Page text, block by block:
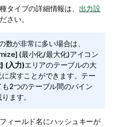
タイプの詳細情報は、 出力設
さい。
数が非常に多い場合は、
(最小化/最大化)アイコン
(入力)エリアのテーブルの大
戻すことができます。テー
2つのテーブル間のバイン
ます。
ィールド名にハッシュキーが